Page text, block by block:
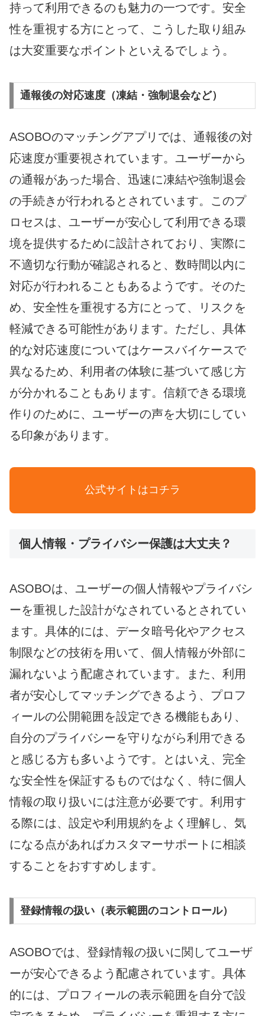
持って利用できるのも魅力の一つです。安全
性を重視する方にとって、こうした取り組み
は大変重要なポイントといえるでしょう。
通報後の対応速度（凍結・強制退会など）
ASOBOのマッチングアプリでは、通報後の対
応速度が重要視されています。ユーザーから
の通報があった場合、迅速に凍結や強制退会
の手続きが行われるとされています。このプ
ロセスは、ユーザーが安心して利用できる環
境を提供するために設計されており、実際に
不適切な行動が確認されると、数時間以内に
対応が行われることもあるようです。そのた
め、安全性を重視する方にとって、リスクを
軽減できる可能性があります。ただし、具体
的な対応速度についてはケースバイケースで
異なるため、利用者の体験に基づいて感じ方
が分かれることもあります。信頼できる環境
作りのために、ユーザーの声を大切にしてい
る印象があります。
公式サイトはコチラ
個人情報・プライバシー保護は大丈夫？
ASOBOは、ユーザーの個人情報やプライバシ
ーを重視した設計がなされているとされてい
ます。具体的には、データ暗号化やアクセス
制限などの技術を用いて、個人情報が外部に
漏れないよう配慮されています。また、利用
者が安心してマッチングできるよう、プロフ
ィールの公開範囲を設定できる機能もあり、
自分のプライバシーを守りながら利用できる
と感じる方も多いようです。とはいえ、完全
な安全性を保証するものではなく、特に個人
情報の取り扱いには注意が必要です。利用す
る際には、設定や利用規約をよく理解し、気
になる点があればカスタマーサポートに相談
することをおすすめします。
登録情報の扱い（表示範囲のコントロール）
ASOBOでは、登録情報の扱いに関してユーザ
ーが安心できるよう配慮されています。具体
的には、プロフィールの表示範囲を自分で設